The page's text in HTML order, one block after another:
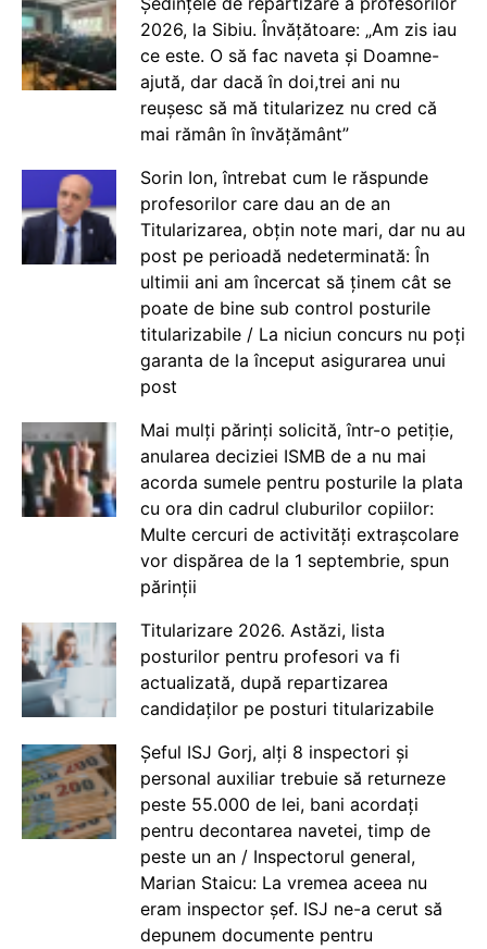
2026, la Sibiu. Învățătoare: „Am zis iau
ce este. O să fac naveta și Doamne-
ajută, dar dacă în doi,trei ani nu
reușesc să mă titularizez nu cred că
mai rămân în învățământ”
Sorin Ion, întrebat cum le răspunde
profesorilor care dau an de an
Titularizarea, obțin note mari, dar nu au
post pe perioadă nedeterminată: În
ultimii ani am încercat să ținem cât se
poate de bine sub control posturile
titularizabile / La niciun concurs nu poți
garanta de la început asigurarea unui
post
Mai mulți părinți solicită, într-o petiție,
anularea deciziei ISMB de a nu mai
acorda sumele pentru posturile la plata
cu ora din cadrul cluburilor copiilor:
Multe cercuri de activități extrașcolare
vor dispărea de la 1 septembrie, spun
părinții
Titularizare 2026. Astăzi, lista
posturilor pentru profesori va fi
actualizată, după repartizarea
candidaților pe posturi titularizabile
Șeful ISJ Gorj, alți 8 inspectori și
personal auxiliar trebuie să returneze
peste 55.000 de lei, bani acordați
pentru decontarea navetei, timp de
peste un an / Inspectorul general,
Marian Staicu: La vremea aceea nu
eram inspector șef. ISJ ne-a cerut să
depunem documente pentru